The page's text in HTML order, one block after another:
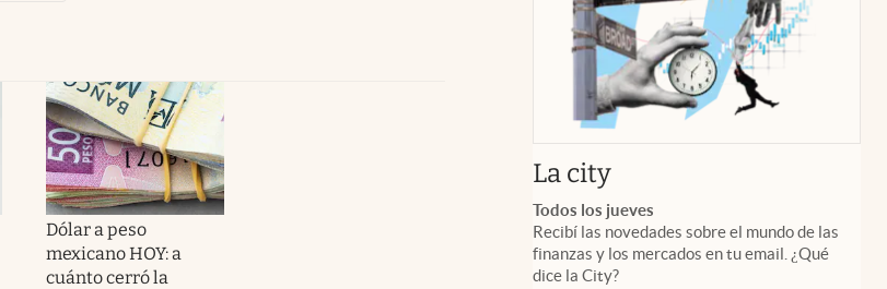
Dólar a peso
mexicano HOY: a
cuánto cerró la
La cityabre en nueva pestaña
Todos los jueves
Recibí las novedades sobre el mundo de las
finanzas y los mercados en tu email. ¿Qué
dice la City?